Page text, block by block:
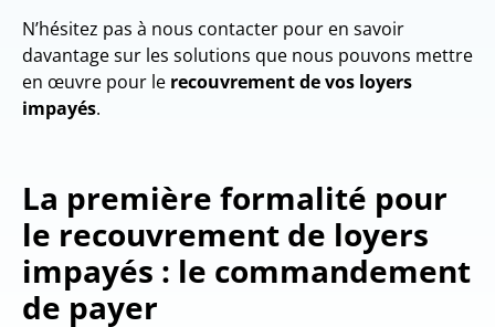
N’hésitez pas à nous contacter pour en savoir
davantage sur les solutions que nous pouvons mettre
en œuvre pour le recouvrement de vos loyers
impayés.
La première formalité pour
le recouvrement de loyers
impayés : le commandement
de payer